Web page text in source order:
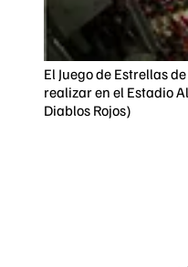
El Juego de Estrellas
realizar en el Estadio
Diablos Rojos)